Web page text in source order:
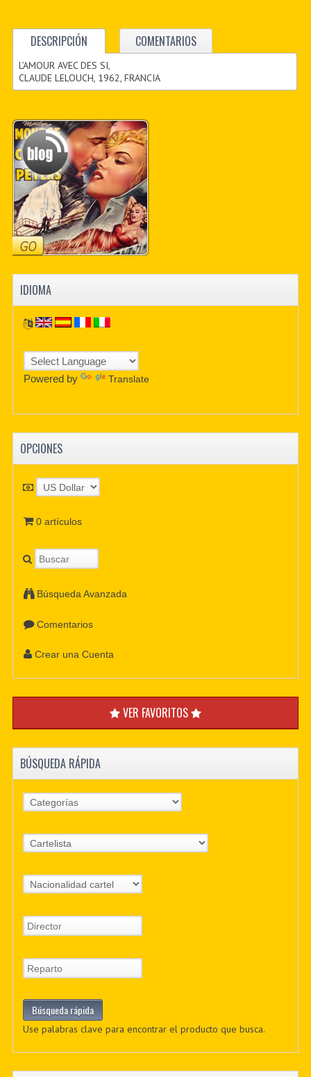
DESCRIPCIÓN COMENTARIOS
L’AMOUR AVEC DES SI,
CLAUDE LELOUCH, 1962, FRANCIA
IDIOMA
Powered by Translate
OPCIONES
0 artículos
Búsqueda Avanzada
Comentarios
Crear una Cuenta
VER FAVORITOS
BÚSQUEDA RÁPIDA
Use palabras clave para encontrar el producto que busca.